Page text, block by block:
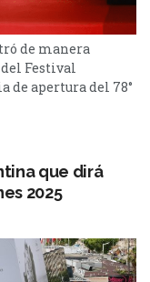
de manera
Festival
de apertura del 78°
el estreno
francés
festival, dejó
que dirá
2025